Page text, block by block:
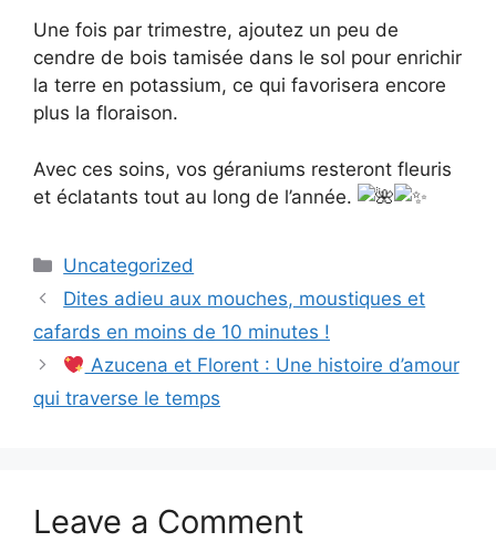
Une fois par trimestre, ajoutez un peu de
cendre de bois tamisée dans le sol pour enrichir
la terre en potassium, ce qui favorisera encore
plus la floraison.
Avec ces soins, vos géraniums resteront fleuris
et éclatants tout au long de l’année.
Categories
Uncategorized
Dites adieu aux mouches, moustiques et
cafards en moins de 10 minutes !
Azucena et Florent : Une histoire d’amour
qui traverse le temps
Leave a Comment